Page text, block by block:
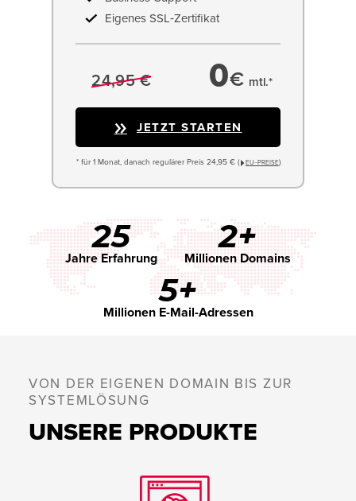
Eigenes SSL‑Zertifikat
24,95 € 0€ mtl.*
JETZT STARTEN
* für 1 Monat, danach regulärer Preis 24,95 € ( EU−PREISE)
25
Jahre Erfahrung
2+
Millionen Domains
5+
Millionen E-Mail-Adressen
VON DER EIGENEN DOMAIN BIS ZUR
SYSTEMLÖSUNG
UNSERE PRODUKTE